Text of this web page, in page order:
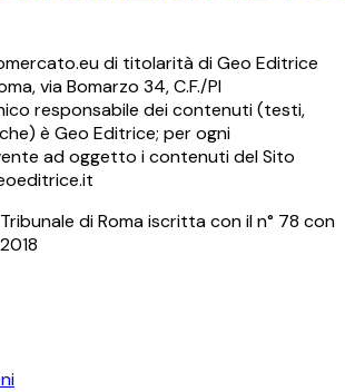
di titolarità di Geo Editrice
via Bomarzo 34, C.F./PI
responsabile dei contenuti (testi,
è Geo Editrice; per ogni
ad oggetto i contenuti del Sito
di Roma iscritta con il n° 78 con